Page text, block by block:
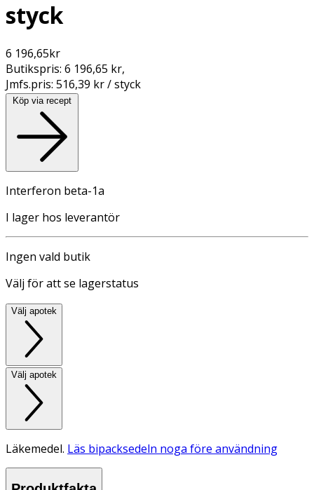
styck
6 196,65kr
Butikspris: 6 196,65 kr,
Jmfs.pris: 516,39 kr / styck
Köp via recept
Interferon beta-1a
I lager hos leverantör
Ingen vald butik
Välj för att se lagerstatus
Välj apotek
Välj apotek
Läkemedel. Läs bipacksedeln noga före användning